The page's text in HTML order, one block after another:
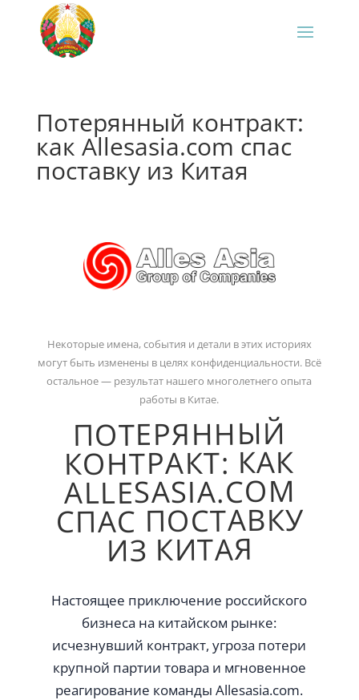
Потерянный контракт:
как Allesasia.com спас
поставку из Китая
Некоторые имена, события и детали в этих историях
могут быть изменены в целях конфиденциальности. Всё
остальное — результат нашего многолетнего опыта
работы в Китае.
ПОТЕРЯННЫЙ
КОНТРАКТ: КАК
ALLESASIA.COM
СПАС ПОСТАВКУ
ИЗ КИТАЯ
Настоящее приключение российского
бизнеса на китайском рынке:
исчезнувший контракт, угроза потери
крупной партии товара и мгновенное
реагирование команды Allesasia.com.